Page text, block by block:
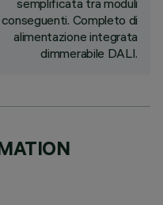
semplificata tra moduli
conseguenti. Completo di
alimentazione integrata
dimmerabile DALI.